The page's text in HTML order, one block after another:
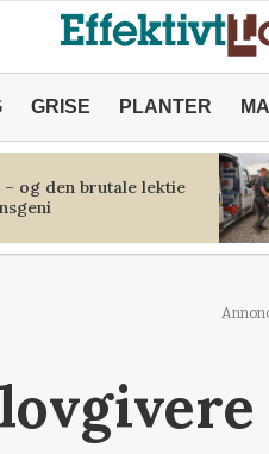
GRISE PLANTER
og den brutale lektie